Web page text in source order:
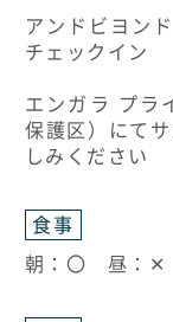
アンドビヨン
チェックイン
エンガラ プラ
保護区）にて
しみください
食事
朝：〇 昼：✕